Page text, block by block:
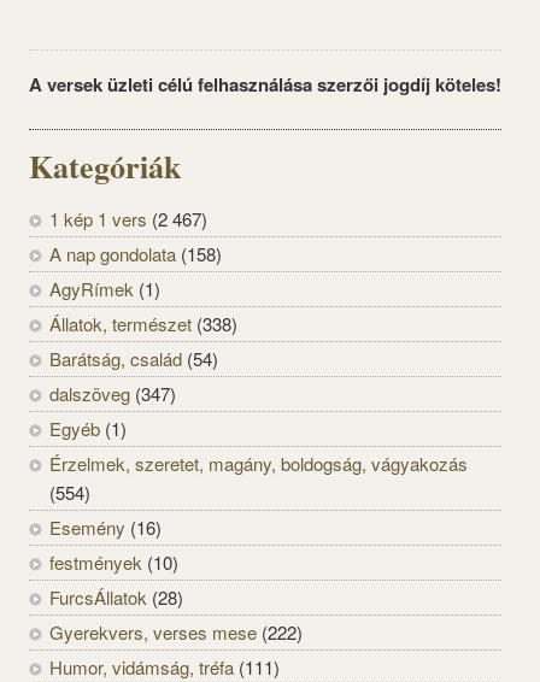
A versek üzleti célú felhasználása szerzői jogdíj köteles!
Kategóriák
1 kép 1 vers (2 467)
A nap gondolata (158)
AgyRímek (1)
Állatok, természet (338)
Barátság, család (54)
dalszöveg (347)
Egyéb (1)
Érzelmek, szeretet, magány, boldogság, vágyakozás
(554)
Esemény (16)
festmények (10)
FurcsÁllatok (28)
Gyerekvers, verses mese (222)
Humor, vidámság, tréfa (111)